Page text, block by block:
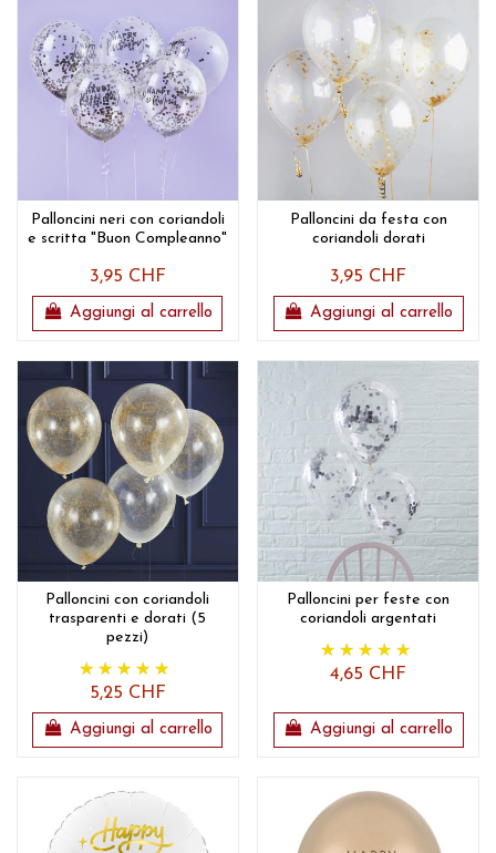
Palloncini neri con coriandoli
e scritta "Buon Compleanno"
3,95 CHF
Aggiungi al carrello
Palloncini da festa con
coriandoli dorati
3,95 CHF
Aggiungi al carrello
Palloncini con coriandoli
trasparenti e dorati (5
pezzi)
5,25 CHF
Aggiungi al carrello
Palloncini per feste con
coriandoli argentati
4,65 CHF
Aggiungi al carrello